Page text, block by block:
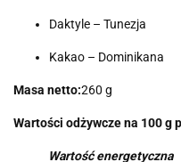
Daktyle – Tunezja
Kakao – Dominikana
Masa netto:260 g
Wartości odżywcze na 100 g
Wartość energetyczna